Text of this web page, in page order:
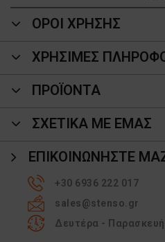
ΟΡΟΙ ΧΡΗΣΗΣ
ΧΡΗΣΙΜΕΣ
ΠΡΟΪΌΝΤΑ
ΣΧΕΤΙΚΑ ΜΕ ΕΜΑΣ
ΕΠΙΚΟΙΝΩΝΉΣΤΕ
+30 6936 222 017
sales@stenso.gr
Δευτέρα -